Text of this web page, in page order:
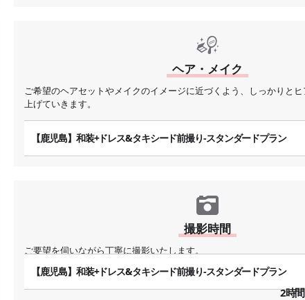
ヘア・メイク
ご希望のヘアセットやメイクのイメージに近づくよう、しっかりと
上げていきます。
【鹿児島】和装+ドレス&タキシード前撮り-スタンダードプラン
撮影時間
ご要望を伺いながら丁寧に撮影いたします。
【鹿児島】和装+ドレス&タキシード前撮り-スタンダードプラン
2時